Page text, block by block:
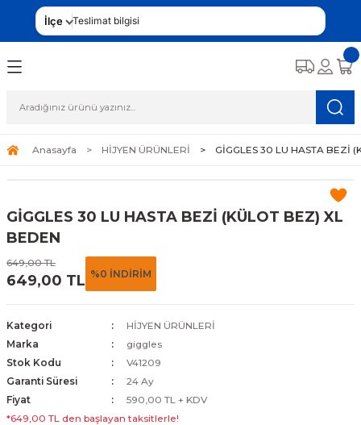
İlçe Teslimat bilgisi
Anasayfa HİJYEN ÜRÜNLERİ GİGGLES 30 LU HASTA BEZİ
GİGGLES 30 LU HASTA BEZİ (KÜLOT BEZ) XL
BEDEN
649,00 TL
649,00 TL %0 İNDİRİM
Kategori
HİJYEN ÜRÜNLERİ
Marka
giggles
Stok Kodu
V41209
Garanti Süresi
24 Ay
Fiyat
590,00 TL + KDV
*649,00 TL den başlayan taksitlerle!